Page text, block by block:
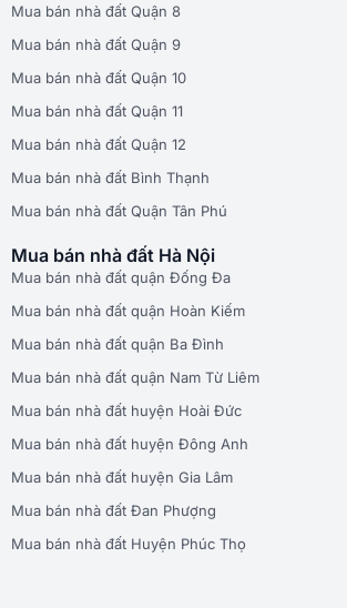
Mua bán nhà đất Quận 8
Mua bán nhà đất Quận 9
Mua bán nhà đất Quận 10
Mua bán nhà đất Quận 11
Mua bán nhà đất Quận 12
Mua bán nhà đất Bình Thạnh
Mua bán nhà đất Quận Tân Phú
Mua bán nhà đất Hà Nội
Mua bán nhà đất quận Đống Đa
Mua bán nhà đất quận Hoàn Kiếm
Mua bán nhà đất quận Ba Đình
Mua bán nhà đất quận Nam Từ Liêm
Mua bán nhà đất huyện Hoài Đức
Mua bán nhà đất huyện Đông Anh
Mua bán nhà đất huyện Gia Lâm
Mua bán nhà đất Đan Phượng
Mua bán nhà đất Huyện Phúc Thọ